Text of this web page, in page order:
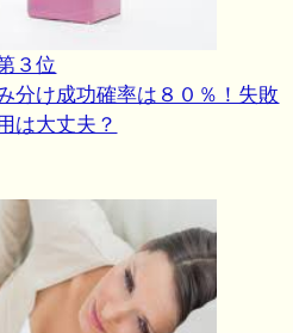
３位
分け成功確率は８０％！失敗
は大丈夫？